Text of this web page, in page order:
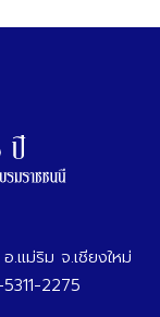
แม่ริม จ.เชียงใหม่
2275